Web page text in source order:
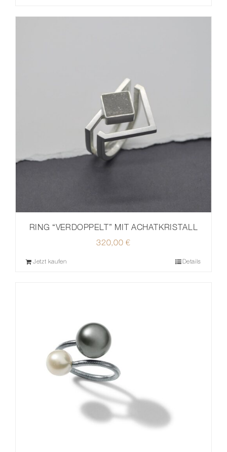
RING “VERDOPPELT” MIT ACHATKRISTALL
320,00 €
Jetzt kaufen Details